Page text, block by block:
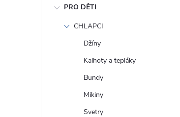
PRO DĚTI
CHLAPCI
Džíny
Kalhoty a tepláky
Bundy
Mikiny
Svetry